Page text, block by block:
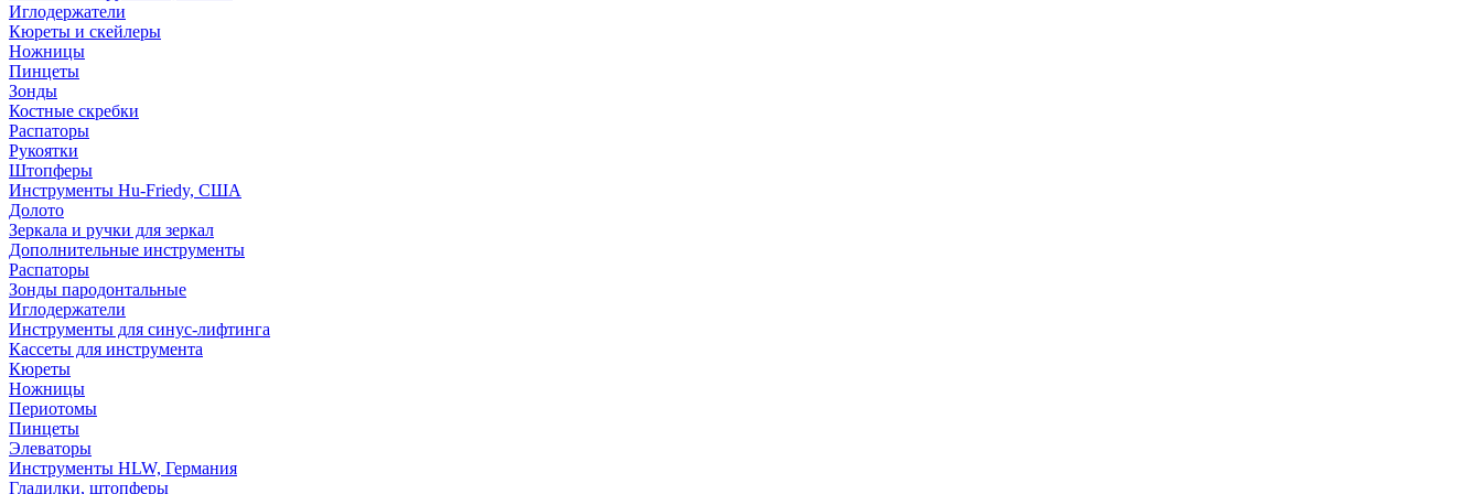
Иглодержатели
Кюреты и скейлеры
Ножницы
Пинцеты
Зонды
Костные скребки
Распаторы
Рукоятки
Штопферы
Инструменты Hu-Friedy, США
Долото
Зеркала и ручки для зеркал
Дополнительные инструменты
Распаторы
Зонды пародонтальные
Иглодержатели
Инструменты для синус-лифтинга
Кассеты для инструмента
Кюреты
Ножницы
Периотомы
Пинцеты
Элеваторы
Инструменты HLW, Германия
Гладилки, штопферы